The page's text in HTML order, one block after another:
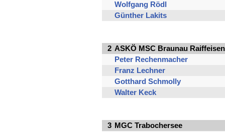
Wolfgang Rödl
Günther Lakits
2 ASKÖ MSC Braunau Raiffeisen
Peter Rechenmacher
Franz Lechner
Gotthard Schmolly
Walter Keck
3 MGC Trabochersee